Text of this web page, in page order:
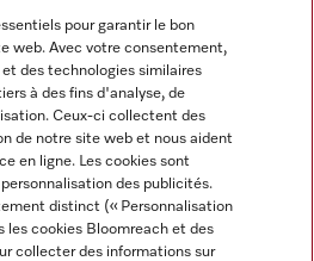
pour garantir le bon
web. Avec votre consentement,
des technologies similaires
à des fins d'analyse, de
Ceux-ci collectent des
de notre site web et nous aident
en ligne. Les cookies sont
des publicités.
distinct (« Personnalisation
les cookies Bloomreach et des
collecter des informations sur